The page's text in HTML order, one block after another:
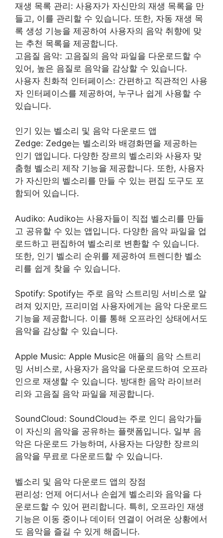
재생 목록 관리: 사용자가 자신만의 재생 목록을 만
들고, 이를 관리할 수 있습니다. 또한, 자동 재생 목
록 생성 기능을 제공하여 사용자의 음악 취향에 맞
는 추천 목록을 제공합니다.
고음질 음악: 고음질의 음악 파일을 다운로드할 수
있어, 높은 음질로 음악을 감상할 수 있습니다.
사용자 친화적 인터페이스: 간편하고 직관적인 사용
자 인터페이스를 제공하여, 누구나 쉽게 사용할 수
있습니다.
인기 있는 벨소리 및 음악 다운로드 앱
Zedge: Zedge는 벨소리와 배경화면을 제공하는
인기 앱입니다. 다양한 장르의 벨소리와 사용자 맞
춤형 벨소리 제작 기능을 제공합니다. 또한, 사용자
가 자신만의 벨소리를 만들 수 있는 편집 도구도 포
함되어 있습니다.
Audiko: Audiko는 사용자들이 직접 벨소리를 만들
고 공유할 수 있는 앱입니다. 다양한 음악 파일을 업
로드하고 편집하여 벨소리로 변환할 수 있습니다.
또한, 인기 벨소리 순위를 제공하여 트렌디한 벨소
리를 쉽게 찾을 수 있습니다.
Spotify: Spotify는 주로 음악 스트리밍 서비스로 알
려져 있지만, 프리미엄 사용자에게는 음악 다운로드
기능을 제공합니다. 이를 통해 오프라인 상태에서도
음악을 감상할 수 있습니다.
Apple Music: Apple Music은 애플의 음악 스트리
밍 서비스로, 사용자가 음악을 다운로드하여 오프라
인으로 재생할 수 있습니다. 방대한 음악 라이브러
리와 고음질 음악 파일을 제공합니다.
SoundCloud: SoundCloud는 주로 인디 음악가들
이 자신의 음악을 공유하는 플랫폼입니다. 일부 음
악은 다운로드 가능하며, 사용자는 다양한 장르의
음악을 무료로 다운로드할 수 있습니다.
벨소리 및 음악 다운로드 앱의 장점
편리성: 언제 어디서나 손쉽게 벨소리와 음악을 다
운로드할 수 있어 편리합니다. 특히, 오프라인 재생
기능은 이동 중이나 데이터 연결이 어려운 상황에서
도 음악을 즐길 수 있게 해줍니다.